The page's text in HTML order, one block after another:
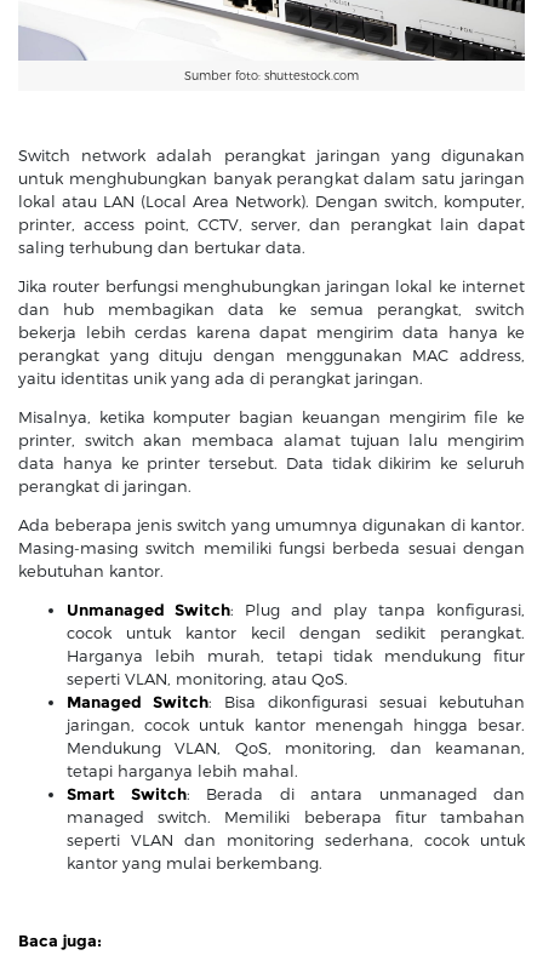
Sumber foto: shuttestock.com
Switch network adalah perangkat jaringan yang digunakan
untuk menghubungkan banyak perangkat dalam satu jaringan
lokal atau LAN (Local Area Network). Dengan switch, komputer,
printer, access point, CCTV, server, dan perangkat lain dapat
saling terhubung dan bertukar data.
Jika router berfungsi menghubungkan jaringan lokal ke internet
dan hub membagikan data ke semua perangkat, switch
bekerja lebih cerdas karena dapat mengirim data hanya ke
perangkat yang dituju dengan menggunakan MAC address,
yaitu identitas unik yang ada di perangkat jaringan.
Misalnya, ketika komputer bagian keuangan mengirim file ke
printer, switch akan membaca alamat tujuan lalu mengirim
data hanya ke printer tersebut. Data tidak dikirim ke seluruh
perangkat di jaringan.
Ada beberapa jenis switch yang umumnya digunakan di kantor.
Masing-masing switch memiliki fungsi berbeda sesuai dengan
kebutuhan kantor.
Unmanaged Switch: Plug and play tanpa konfigurasi,
cocok untuk kantor kecil dengan sedikit perangkat.
Harganya lebih murah, tetapi tidak mendukung fitur
seperti VLAN, monitoring, atau QoS.
Managed Switch: Bisa dikonfigurasi sesuai kebutuhan
jaringan, cocok untuk kantor menengah hingga besar.
Mendukung VLAN, QoS, monitoring, dan keamanan,
tetapi harganya lebih mahal.
Smart Switch: Berada di antara unmanaged dan
managed switch. Memiliki beberapa fitur tambahan
seperti VLAN dan monitoring sederhana, cocok untuk
kantor yang mulai berkembang.
Baca juga: